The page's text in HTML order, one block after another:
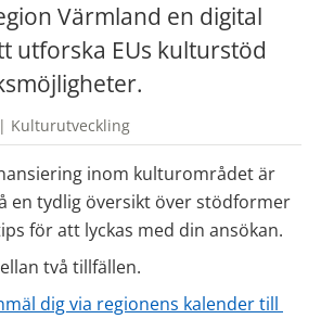
Värmland en digital
utforska EUs kulturstöd
Kulturutveckling
inom kulturområdet är
en tydlig översikt över stödformer
för att lyckas med din ansökan.
två tillfällen.
dig via regionens kalender till